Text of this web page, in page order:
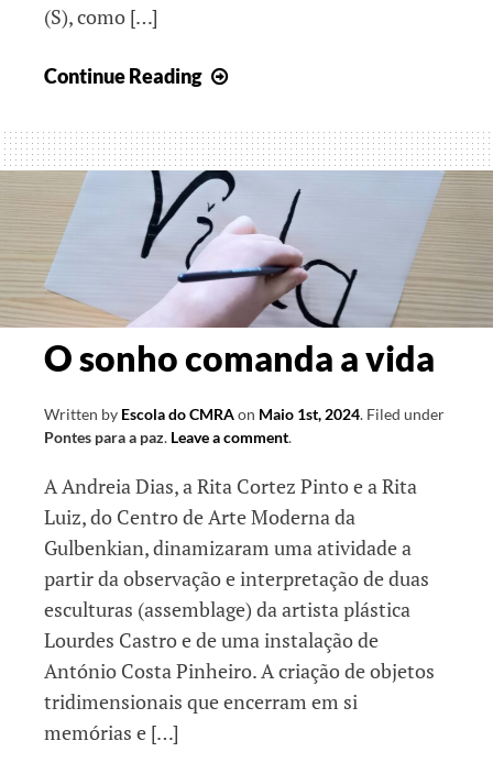
(S), como […]
Continue Reading
Arte
O sonho comanda a vida
Written by Escola do CMRAon Maio 1st, 2024. Filed under
Pontes para a paz. Leave a comment.
A Andreia Dias, a Rita Cortez Pinto e a Rita
Luiz, do Centro de Arte Moderna da
Gulbenkian, dinamizaram uma atividade a
partir da observação e interpretação de duas
esculturas (assemblage) da artista plástica
Lourdes Castro e de uma instalação de
António Costa Pinheiro. A criação de objetos
tridimensionais que encerram em si
memórias e […]